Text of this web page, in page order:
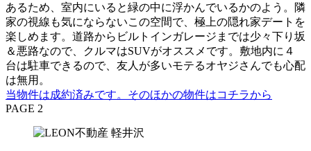
あるため、室内にいると緑の中に浮かんでいるかのよう。隣
家の視線も気にならないこの空間で、極上の隠れ家デートを
楽しめます。道路からビルトインガレージまでは少々下り坂
＆悪路なので、クルマはSUVがオススメです。敷地内に４
台は駐車できるので、友人が多いモテるオヤジさんでも心配
は無用。
当物件は成約済みです。そのほかの物件はコチラから
PAGE 2